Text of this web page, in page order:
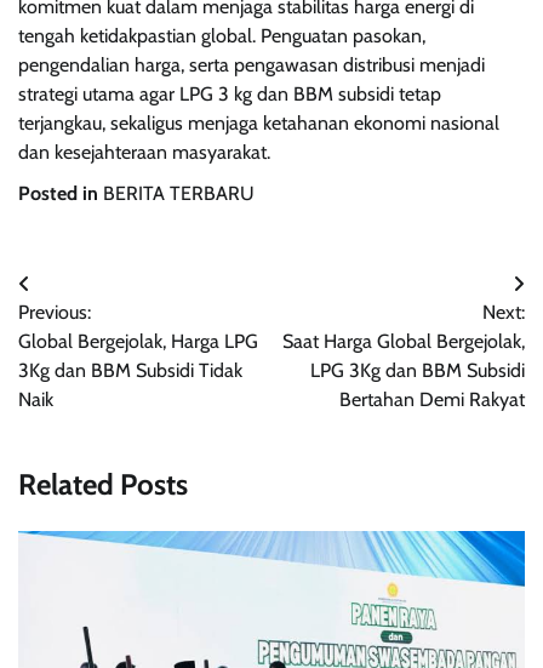
komitmen kuat dalam menjaga stabilitas harga energi di
tengah ketidakpastian global. Penguatan pasokan,
pengendalian harga, serta pengawasan distribusi menjadi
strategi utama agar LPG 3 kg dan BBM subsidi tetap
terjangkau, sekaligus menjaga ketahanan ekonomi nasional
dan kesejahteraan masyarakat.
Posted in BERITA TERBARU
Post
navigation
Previous:
Global Bergejolak, Harga LPG
3Kg dan BBM Subsidi Tidak
Naik
Next:
Saat Harga Global Bergejolak,
LPG 3Kg dan BBM Subsidi
Bertahan Demi Rakyat
Related Posts